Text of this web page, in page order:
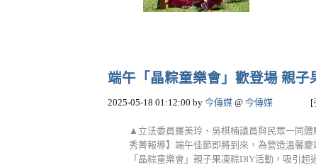
端午「晶粽童樂會」歡登場 親子
2025-05-18 01:12:00 by 今傳媒 @ 今傳媒 [
▲立法委員羅美玲、吳棋楠議員與民眾一同
秀菁報導】端午佳節即將到來，為營造溫馨
「晶粽童樂會」親子果凍粽DIY活動，吸引